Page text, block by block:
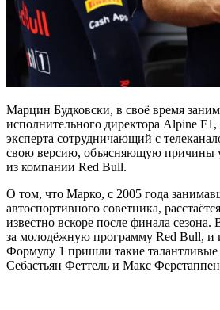
Марцин Будковски, в своё время
исполнительного директора Alpine F1,
эксперта сотрудничающий с
свою версию, объясняющую причины
из компании Red Bull.
О том, что Марко, с 2005 года
автоспортивного советника,
известно вскоре после финала сезона.
за молодёжную программу Red Bull, и
Формулу 1 пришли такие
Себастьян Феттель и Макс